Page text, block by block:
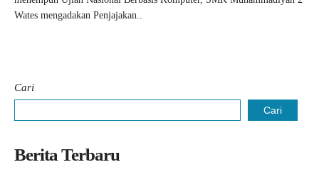
Wates mengadakan Penjajakan..
Cari
Cari
Berita Terbaru